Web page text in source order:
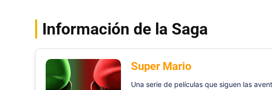
Información de la Saga
Super Mario
Una serie de películas que siguen las